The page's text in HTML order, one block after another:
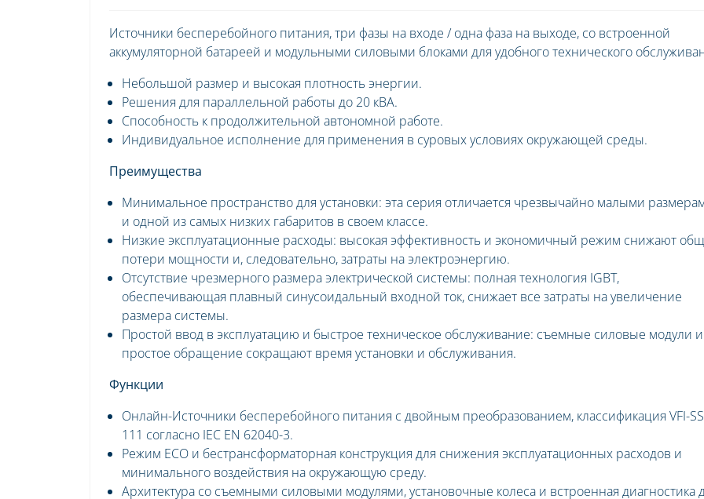
Источники бесперебойного питания, три фазы на входе / одна фаза на выходе, со встроенной
аккумуляторной батареей и модульными силовыми блоками для удобного технического
Небольшой размер и высокая плотность энергии.
Решения для параллельной работы до 20 кВА.
Способность к продолжительной автономной работе.
Индивидуальное исполнение для применения в суровых условиях окружающей среды.
Преимущества
Минимальное пространство для установки: эта серия отличается чрезвычайно малыми
и одной из самых низких габаритов в своем классе.
Низкие эксплуатационные расходы: высокая эффективность и экономичный режим снижают
потери мощности и, следовательно, затраты на электроэнергию.
Отсутствие чрезмерного размера электрической системы: полная технология IGBT,
обеспечивающая плавный синусоидальный входной ток, снижает все затраты на увеличение
размера системы.
Простой ввод в эксплуатацию и быстрое техническое обслуживание: съемные силовые модули и
простое обращение сокращают время установки и обслуживания.
Функции
Онлайн-Источники бесперебойного питания с двойным преобразованием, классификация VFI-
111 согласно IEC EN 62040-3.
Режим ECO и бестрансформаторная конструкция для снижения эксплуатационных расходов и
минимального воздействия на окружающую среду.
Архитектура со съемными силовыми модулями, установочные колеса и встроенная диагностика